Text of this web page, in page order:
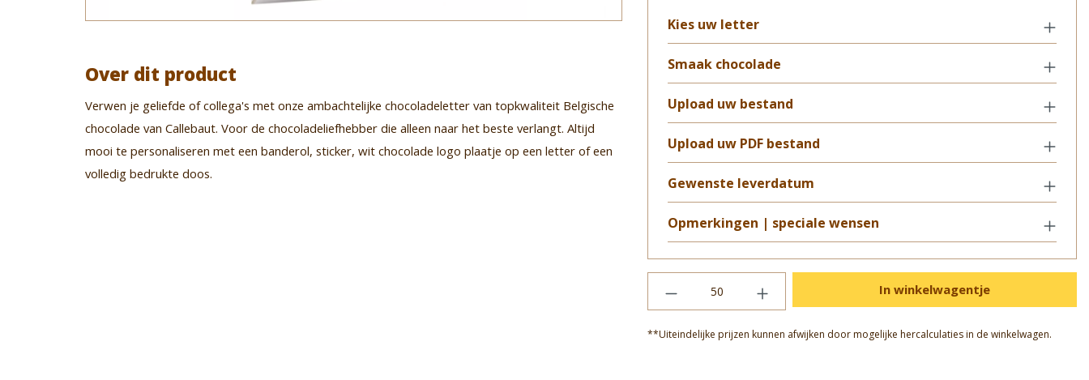
Over dit product
Verwen je geliefde of collega's met onze ambachtelijke chocoladeletter van topkwaliteit Belgische
chocolade van Callebaut. Voor de chocoladeliefhebber die alleen naar het beste verlangt. Altijd
mooi te personaliseren met een banderol, sticker, wit chocolade logo plaatje op een letter of een
volledig bedrukte doos.
Kies uw letter
Smaak chocolade
Upload uw bestand
Upload uw PDF bestand
Gewenste leverdatum
Opmerkingen | speciale wensen
In winkelwagentje
**Uiteindelijke prijzen kunnen afwijken door mogelijke hercalculaties in de winkelwagen.